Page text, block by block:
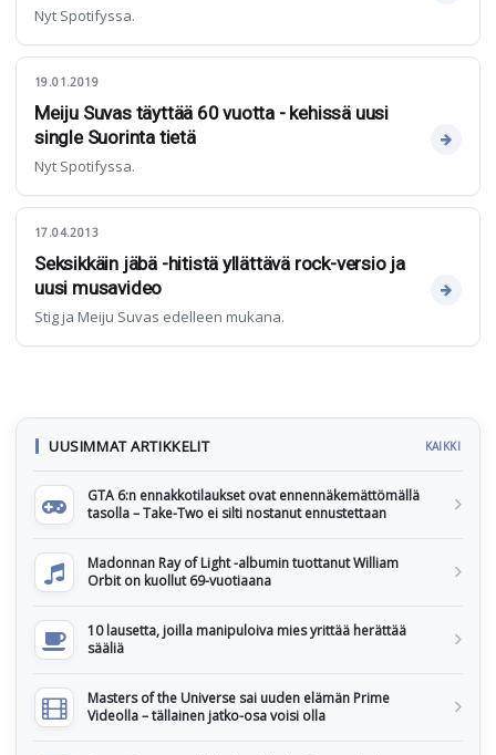
Nyt Spotifyssa.
19.01.2019
Meiju Suvas täyttää 60 vuotta - kehissä uusi
single Suorinta tietä
Nyt Spotifyssa.
17.04.2013
Seksikkäin jäbä -hitistä yllättävä rock-versio ja
uusi musavideo
Stig ja Meiju Suvas edelleen mukana.
UUSIMMAT ARTIKKELIT KAIKKI
GTA 6:n ennakkotilaukset ovat ennennäkemättömällä
tasolla – Take-Two ei silti nostanut ennustettaan
Madonnan Ray of Light -albumin tuottanut William
Orbit on kuollut 69-vuotiaana
10 lausetta, joilla manipuloiva mies yrittää herättää
sääliä
Masters of the Universe sai uuden elämän Prime
Videolla – tällainen jatko-osa voisi olla